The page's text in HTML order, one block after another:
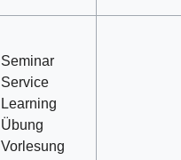
Seminar
Service
Learning
Übung
Vorlesung